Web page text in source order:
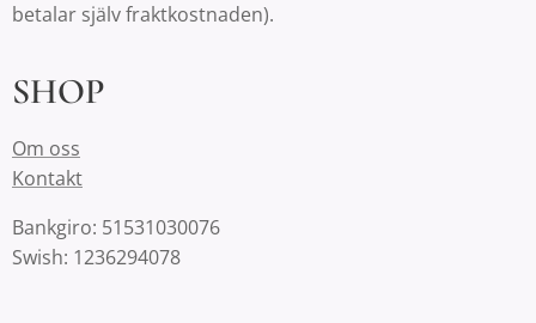
betalar själv fraktkostnaden).
SHOP
Om oss
Kontakt
Bankgiro: 51531030076
Swish: 1236294078